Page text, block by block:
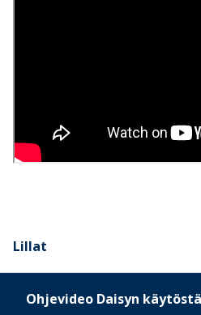
Lillat
Ohjevideo Daisyn käytöstä